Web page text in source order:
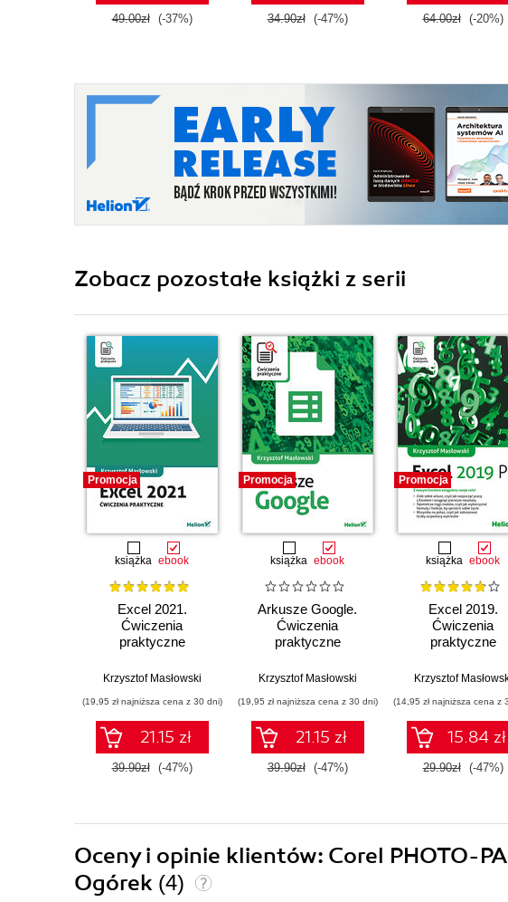
49.00zł (-37%) 34.90zł (-47%) 64.00zł (-20%)
Zobacz pozostałe książki z serii
Promocja
książka ebook
Excel 2021.
Ćwiczenia
praktyczne
Krzysztof Masłowski
(19,95 zł najniższa cena z 30 dni)
21.15 zł
39.90zł (-47%)
Promocja
książka ebook
Arkusze Google.
Ćwiczenia
praktyczne
Krzysztof Masłowski
(19,95 zł najniższa cena z 30 dni)
21.15 zł
39.90zł (-47%)
Promocja
książka ebook
Excel 2019.
Ćwiczenia
praktyczne
Krzysztof
(14,95 zł najniższa cena z
15.84 zł
29.90zł (-47%)
Oceny i opinie klientów: Corel PHOTO-
Ogórek (4)